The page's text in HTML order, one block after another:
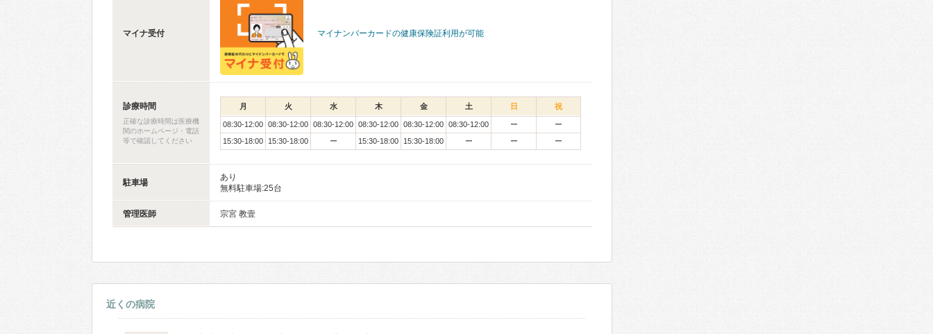
マイナ受付 マイナンバーカードの健康保険証利用が可能
診療時間
正確な診療時間は医療機
関のホームページ・電話
等で確認してください
月 火 水 木 金 土 日 祝
08:30-12:00 08:30-12:00 08:30-12:00 08:30-12:00 08:30-12:00 08:30-12:00 ー
ー
15:30-18:00
15:30-18:00 ー 15:30-18:00 15:30-18:00 ー ー ー
駐車場
あり
無料駐車場:25台
管理医師 宗宮 教壹
近くの病院